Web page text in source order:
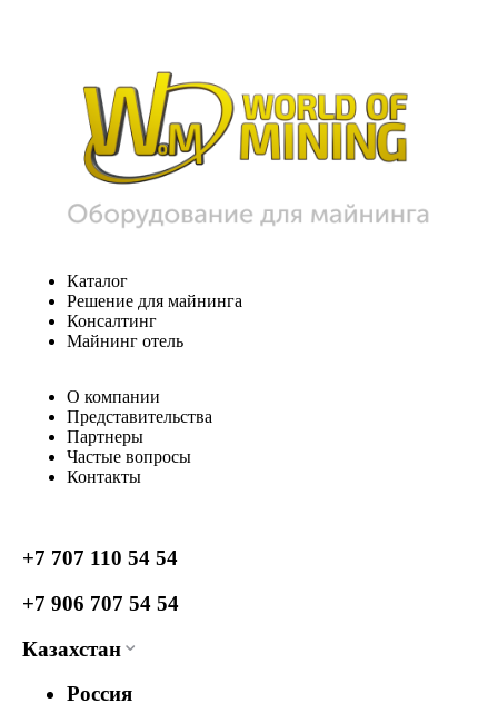
Каталог
Решение для майнинга
Консалтинг
Майнинг отель
О компании
Представительства
Партнеры
Частые вопросы
Контакты
+7 707 110 54 54
+7 906 707 54 54
Казахстан
Россия